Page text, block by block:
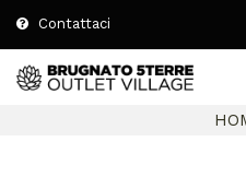
Contattaci